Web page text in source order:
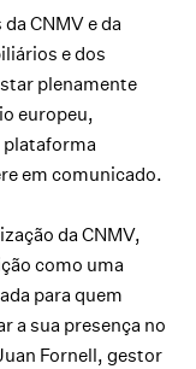
CNMV e da
e dos
plenamente
europeu,
plataforma
em comunicado.
da CNMV,
como uma
para quem
a sua presença no
Fornell, gestor